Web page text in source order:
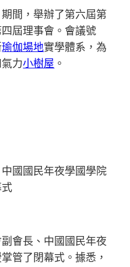
間，舉辦了第六屆第
屆理事會。會議號
瑜伽場地實學體系，為
力小樹屋 。
國國民年夜學國學院
會長、中國國民年夜
管了閉幕式。據悉，